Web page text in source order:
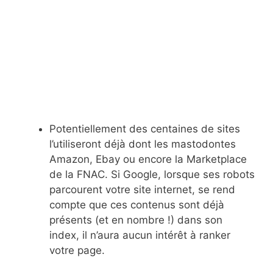
Potentiellement des centaines de sites
l’utiliseront déjà dont les mastodontes
Amazon, Ebay ou encore la Marketplace
de la FNAC. Si Google, lorsque ses robots
parcourent votre site internet, se rend
compte que ces contenus sont déjà
présents (et en nombre !) dans son
index, il n’aura aucun intérêt à ranker
votre page.